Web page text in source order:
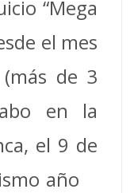
“Mega
el mes
de 3
en la
el 9 de
año